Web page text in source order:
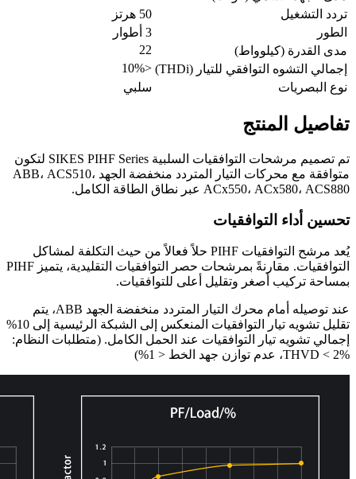
تردد التشغيل
50 هرتز
الطور
3 أطوار
مدى القدرة (كيلوواط)
22
إجمالي التشوه التوافقي للتيار (THDi)
<10%
نوع البصريات
سلبي
تفاصيل المنتج
تم تصميم مرشحات التوافقيات السلبية SIKES PIHF Series لتكون
متوافقة مع محركات التيار المتردد منخفضة الجهد ABB، ACS510،
ACx550، ACx580، ACS880 عبر نطاق الطاقة الكامل.
تحسين أداء التوافقيات
يُعد مرشح التوافقيات PIHF حلاً فعالاً من حيث التكلفة لمشاكل
التوافقيات. مقارنةً بمرشحات حصر التوافقيات التقليدية، يتميز PIHF
بمساحة تركيب أصغر وتقليل أعلى للتوافقيات.
عند توصيله أمام محرك التيار المتردد منخفضة الجهد ABB، يتم
تقليل تشويه تيار التوافقيات المنعكس إلى الشبكة الرئيسية إلى 10%
إجمالي تشويه تيار التوافقيات عند الحمل الكامل. (متطلبات النظام:
THVD < 2%، عدم توازن جهد الخط < 1%)